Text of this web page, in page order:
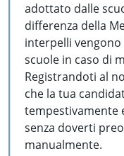
adottato dalle
differenza della
interpelli
scuole in caso di
Registrandoti al
che la tua
tempestivamente
senza doverti
manualmente.